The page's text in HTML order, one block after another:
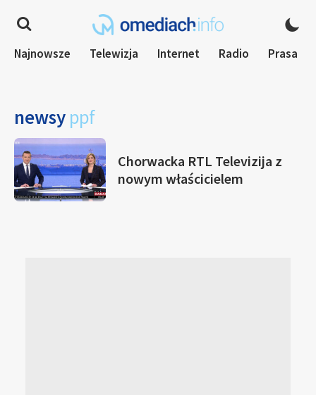
Najnowsze Telewizja Internet Radio Prasa
newsy ppf
Chorwacka RTL Televizija z
nowym właścicielem